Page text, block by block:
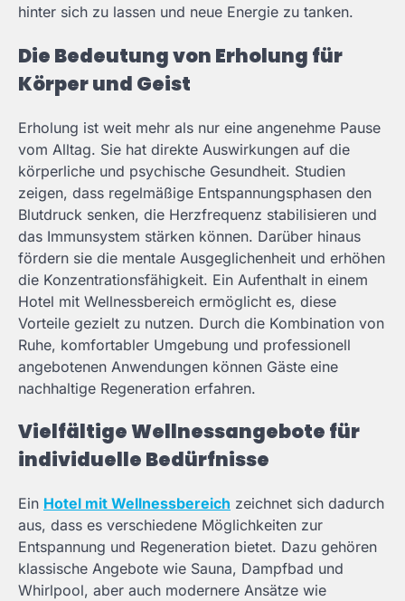
hinter sich zu lassen und neue Energie zu tanken.
Die Bedeutung von Erholung für
Körper und Geist
Erholung ist weit mehr als nur eine angenehme Pause
vom Alltag. Sie hat direkte Auswirkungen auf die
körperliche und psychische Gesundheit. Studien
zeigen, dass regelmäßige Entspannungsphasen den
Blutdruck senken, die Herzfrequenz stabilisieren und
das Immunsystem stärken können. Darüber hinaus
fördern sie die mentale Ausgeglichenheit und erhöhen
die Konzentrationsfähigkeit. Ein Aufenthalt in einem
Hotel mit Wellnessbereich ermöglicht es, diese
Vorteile gezielt zu nutzen. Durch die Kombination von
Ruhe, komfortabler Umgebung und professionell
angebotenen Anwendungen können Gäste eine
nachhaltige Regeneration erfahren.
Vielfältige Wellnessangebote für
individuelle Bedürfnisse
Ein Hotel mit Wellnessbereich zeichnet sich dadurch
aus, dass es verschiedene Möglichkeiten zur
Entspannung und Regeneration bietet. Dazu gehören
klassische Angebote wie Sauna, Dampfbad und
Whirlpool, aber auch modernere Ansätze wie